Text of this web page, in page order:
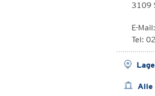
3109
E-Mail:
Tel:
Alle